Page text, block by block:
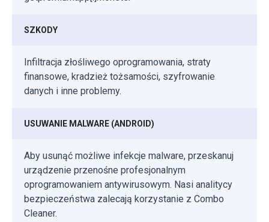
SZKODY
Infiltracja złośliwego oprogramowania, straty
finansowe, kradzież tożsamości, szyfrowanie
danych i inne problemy.
USUWANIE MALWARE (ANDROID)
Aby usunąć możliwe infekcje malware, przeskanuj
urządzenie przenośne profesjonalnym
oprogramowaniem antywirusowym. Nasi analitycy
bezpieczeństwa zalecają korzystanie z Combo
Cleaner.